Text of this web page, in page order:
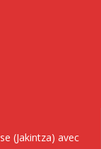
(Jakintza) avec